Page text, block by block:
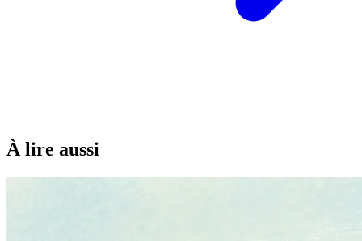
À lire aussi